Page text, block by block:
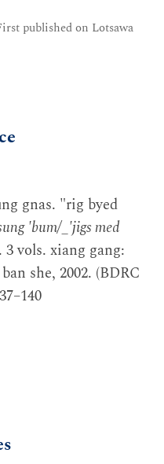
published on Lotsawa
gnas. "rig byed
'bum/_'jigs med
3 vols. xiang gang:
she, 2002. (BDRC